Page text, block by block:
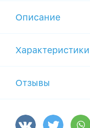
Описание
Характеристики
Отзывы